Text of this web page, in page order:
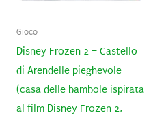
Gioco
Disney Frozen 2 – Castello
di Arendelle pieghevole
(casa delle bambole ispirata
al film Disney Frozen 2,